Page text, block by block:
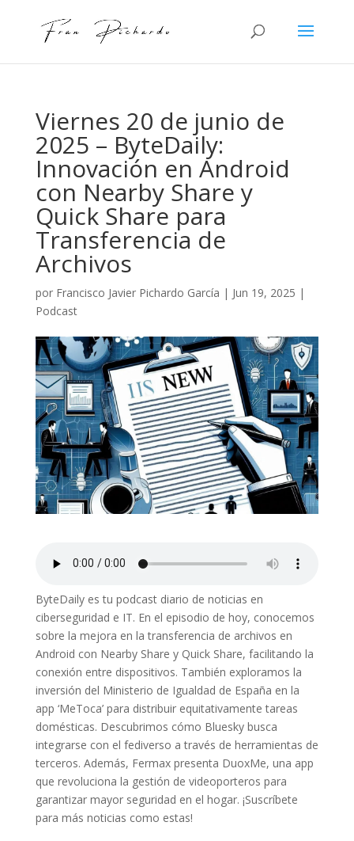
Viernes 20 de junio de
2025 – ByteDaily:
Innovación en Android
con Nearby Share y
Quick Share para
Transferencia de
Archivos
por Francisco Javier Pichardo García | Jun 19, 2025 |
Podcast
ByteDaily es tu podcast diario de noticias en
ciberseguridad e IT. En el episodio de hoy, conocemos
sobre la mejora en la transferencia de archivos en
Android con Nearby Share y Quick Share, facilitando la
conexión entre dispositivos. También exploramos la
inversión del Ministerio de Igualdad de España en la
app ‘MeToca’ para distribuir equitativamente tareas
domésticas. Descubrimos cómo Bluesky busca
integrarse con el fediverso a través de herramientas de
terceros. Además, Fermax presenta DuoxMe, una app
que revoluciona la gestión de videoporteros para
garantizar mayor seguridad en el hogar. ¡Suscríbete
para más noticias como estas!